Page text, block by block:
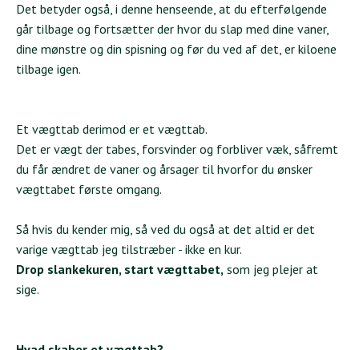
Det betyder også, i denne henseende, at du efterfølgende
går tilbage og fortsætter der hvor du slap med dine vaner,
dine mønstre og din spisning og før du ved af det, er kiloene
tilbage igen.
Et vægttab derimod er et vægttab.
Det er vægt der tabes, forsvinder og forbliver væk, såfremt
du får ændret de vaner og årsager til hvorfor du ønsker
vægttabet første omgang.
Så hvis du kender mig, så ved du også at det altid er det
varige vægttab jeg tilstræber - ikke en kur.
Drop slankekuren, start vægttabet, som jeg plejer at
sige.